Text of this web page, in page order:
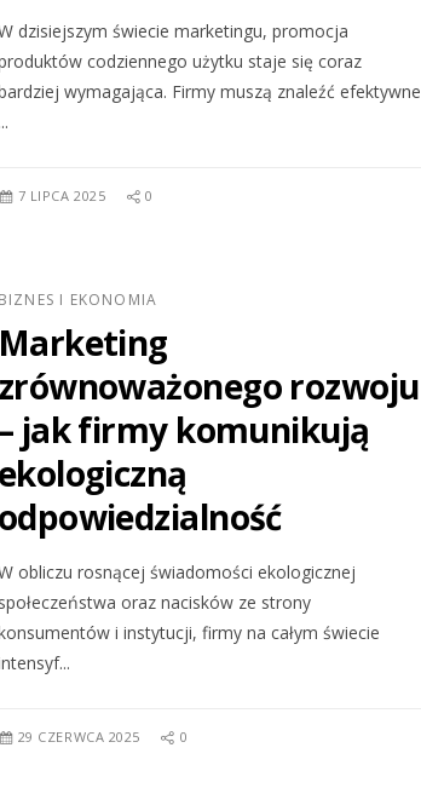
dzisiejszym świecie marketingu, promocja
codziennego użytku staje się coraz
wymagająca. Firmy muszą znaleźć efektywne
...
7 LIPCA 2025 0
BIZNES I EKONOMIA
Marketing
zrównoważonego rozwoju
– jak firmy komunikują
ekologiczną
odpowiedzialność
obliczu rosnącej świadomości ekologicznej
społeczeństwa oraz nacisków ze strony
i instytucji, firmy na całym świecie
29 CZERWCA 2025 0